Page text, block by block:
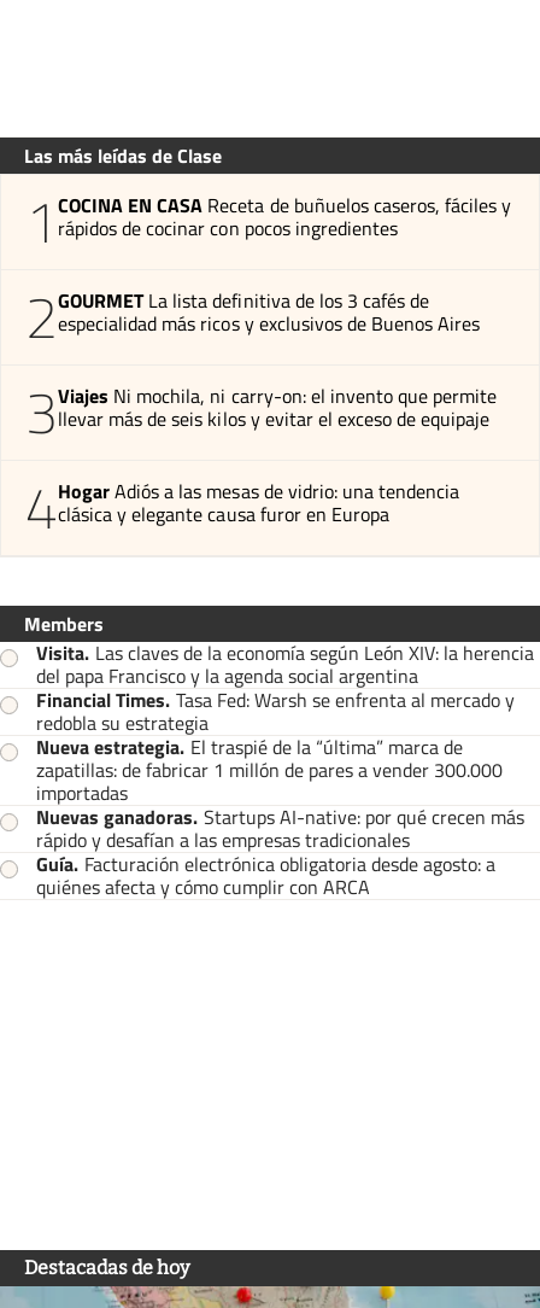
Las más leídas de Clase
1 COCINA EN CASA Receta de buñuelos caseros, fáciles y
rápidos de cocinar con pocos ingredientes
2GOURMET La lista definitiva de los 3 cafés de
especialidad más ricos y exclusivos de Buenos Aires
3Viajes Ni mochila, ni carry-on: el invento que permite
llevar más de seis kilos y evitar el exceso de equipaje
4HogarAdiós a las mesas de vidrio: una tendencia
clásica y elegante causa furor en Europa
Members
Visita. Las claves de la economía según León XIV: la herencia
del papa Francisco y la agenda social argentina
Financial Times. Tasa Fed: Warsh se enfrenta al mercado y
redobla su estrategia
Nueva estrategia. El traspié de la “última” marca de
zapatillas: de fabricar 1 millón de pares a vender 300.000
importadas
Nuevas ganadoras. Startups AI-native: por qué crecen más
rápido y desafían a las empresas tradicionales
Guía. Facturación electrónica obligatoria desde agosto: a
quiénes afecta y cómo cumplir con ARCA
Destacadas de hoy